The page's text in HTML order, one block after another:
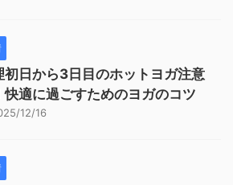
初日から3日目のホットヨガ注意
快適に過ごすためのヨガのコツ
12/16